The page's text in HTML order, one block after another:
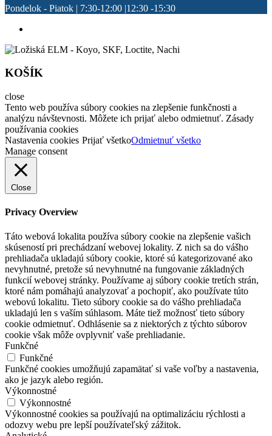
Pondelok - Piatok | 7:30-12:00 |12:30 -15:30
KOŠÍK
close
Tento web používa súbory cookies na zlepšenie funkčnosti a
analýzu návštevnosti. Môžete ich prijať alebo odmietnuť. Zásady
používania cookies
Nastavenia cookies Prijať všetkoOdmietnuť všetko
Manage consent
Close
Privacy Overview
Táto webová lokalita používa súbory cookie na zlepšenie vašich
skúseností pri prechádzaní webovej lokality. Z nich sa do vášho
prehliadača ukladajú súbory cookie, ktoré sú kategorizované ako
nevyhnutné, pretože sú nevyhnutné na fungovanie základných
funkcií webovej stránky. Používame aj súbory cookie tretích strán,
ktoré nám pomáhajú analyzovať a pochopiť, ako používate túto
webovú lokalitu. Tieto súbory cookie sa do vášho prehliadača
ukladajú len s vaším súhlasom. Máte tiež možnosť tieto súbory
cookie odmietnuť. Odhlásenie sa z niektorých z týchto súborov
cookie však môže ovplyvniť vaše prehliadanie.
Funkčné
Funkčné
Funkčné cookies umožňujú zapamätať si vaše voľby a nastavenia,
ako je jazyk alebo región.
Výkonnostné
Výkonnostné
Výkonnostné cookies sa používajú na optimalizáciu rýchlosti a
odozvy webu pre lepší používateľský zážitok.